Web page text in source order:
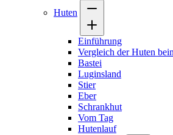
Huten
Einführung
Vergleich der Huten
Bastei
Luginsland
Stier
Eber
Schrankhut
Vom Tag
Hutenlauf